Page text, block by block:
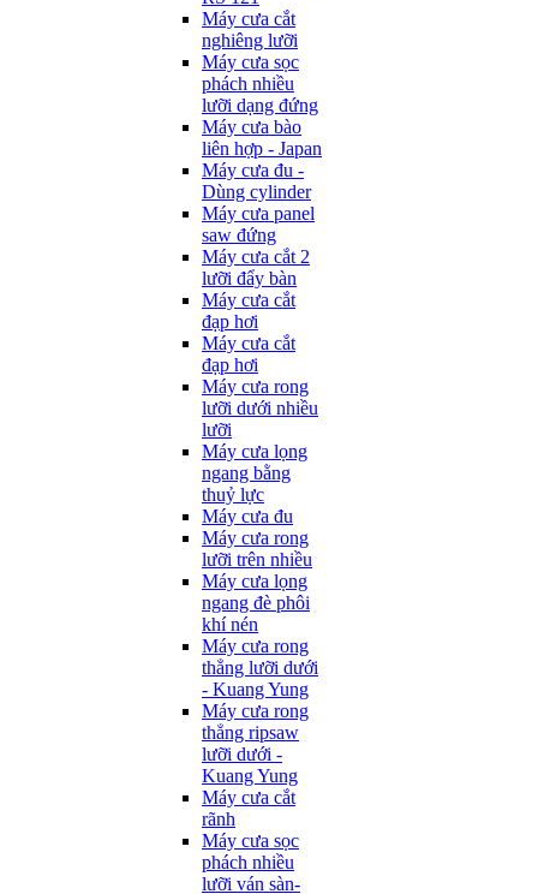
Máy cưa cắt
nghiêng lưỡi
Máy cưa sọc
phách nhiều
lưỡi dạng đứng
Máy cưa bào
liên hợp - Japan
Máy cưa đu -
Dùng cylinder
Máy cưa panel
saw đứng
Máy cưa cắt 2
lưỡi đẩy bàn
Máy cưa cắt
đạp hơi
Máy cưa cắt
đạp hơi
Máy cưa rong
lưỡi dưới nhiều
lưỡi
Máy cưa lọng
ngang bằng
thuỷ lực
Máy cưa đu
Máy cưa rong
lưỡi trên nhiều
Máy cưa lọng
ngang đè phôi
khí nén
Máy cưa rong
thẳng lưỡi dưới
- Kuang Yung
Máy cưa rong
thẳng ripsaw
lưỡi dưới -
Kuang Yung
Máy cưa cắt
rãnh
Máy cưa sọc
phách nhiều
lưỡi ván sàn-